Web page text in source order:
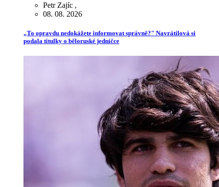
Petr Zajíc ,
08. 08. 2026
„To opravdu nedokážete informovat správně?" Navrátilová si
podala titulky o běloruské jedničce